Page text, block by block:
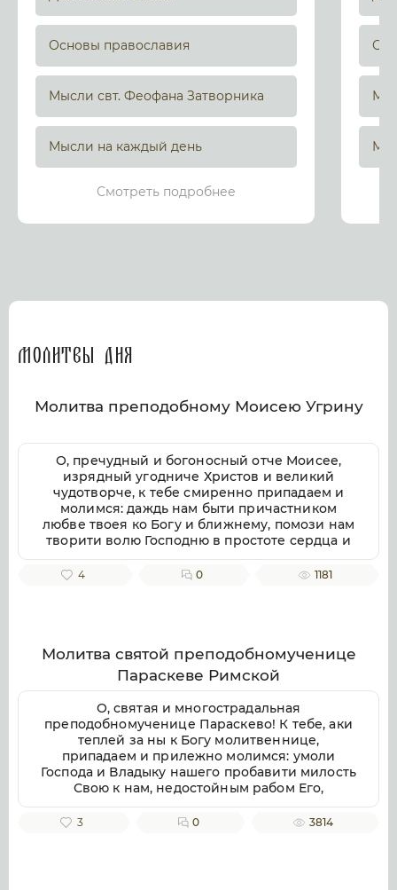
Основы православия
Мысли свт. Феофана Затворника
Мысли на каждый день
Смотреть подробнее
Молитвы дня
Молитва преподобному Моисею Угрину
О, пречудный и богоносный отче Моисее,
изрядный угодниче Христов и великий
чудотворче, к тебе смиренно припадаем и
молимся: даждь нам быти причастником
любве твоея ко Богу и ближнему, помози нам
творити волю Господню в простоте сердца и
смирении, заповеди Господни совершати
непогрешительно, призри благоутробно на
заступления и достойную песнь тебе
приносящих, тебе ублажаем, отче Моисее, тя
воспеваем, чистоты светильниче,
прославляюще милостиваго Бога, во Святей
Безначальней Троице славимаго Отца и Сына
и Святаго Духа, ныне и присно и во веки
веков. Аминь.
4 0 1181
Молитва святой преподобномученице
Параскеве Римской
О, святая и многострадальная
преподобномученице Параскево! К тебе, аки
теплей за ны к Богу молитвеннице,
припадаем и прилежно молимся: умоли
Господа и Владыку нашего пробавити милость
Свою к нам, недостойным рабом Его,
даровати же нам душевное и телесное
здравие, земли плодоносие, воздуха
3 0 3814